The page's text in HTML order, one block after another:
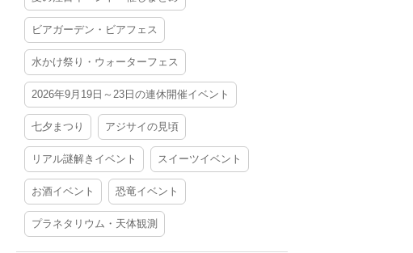
ビアガーデン・ビアフェス
水かけ祭り・ウォーターフェス
2026年9月19日～23日の連休開催イベント
七夕まつり アジサイの見頃
リアル謎解きイベント スイーツイベント
お酒イベント 恐竜イベント
プラネタリウム・天体観測